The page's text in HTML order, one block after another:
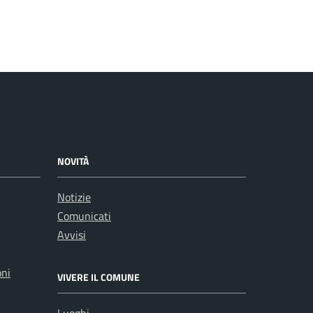
NOVITÀ
Notizie
Comunicati
Avvisi
VIVERE IL COMUNE